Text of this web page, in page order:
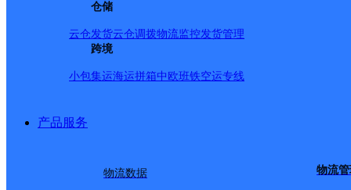
仓储
云仓发货云仓调拨物流监控发货管理
跨境
小包集运海运拼箱中欧班铁空运专线
产品服务
物流数据 物流
(13) 包河区(107)
长丰县,合肥市,快递网点
UH合肥长丰
优速快递 更多号码
地址